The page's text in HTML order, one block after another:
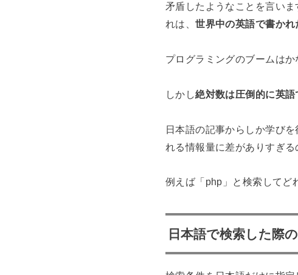
矛盾したようなことを言い
れは、世界中の英語で書か
プログラミングのブームは
しかし絶対数は圧倒的に英
日本語の記事からしか学び
れる情報量に差がありすぎる
例えば「php」と検索してど
日本語で検索した際